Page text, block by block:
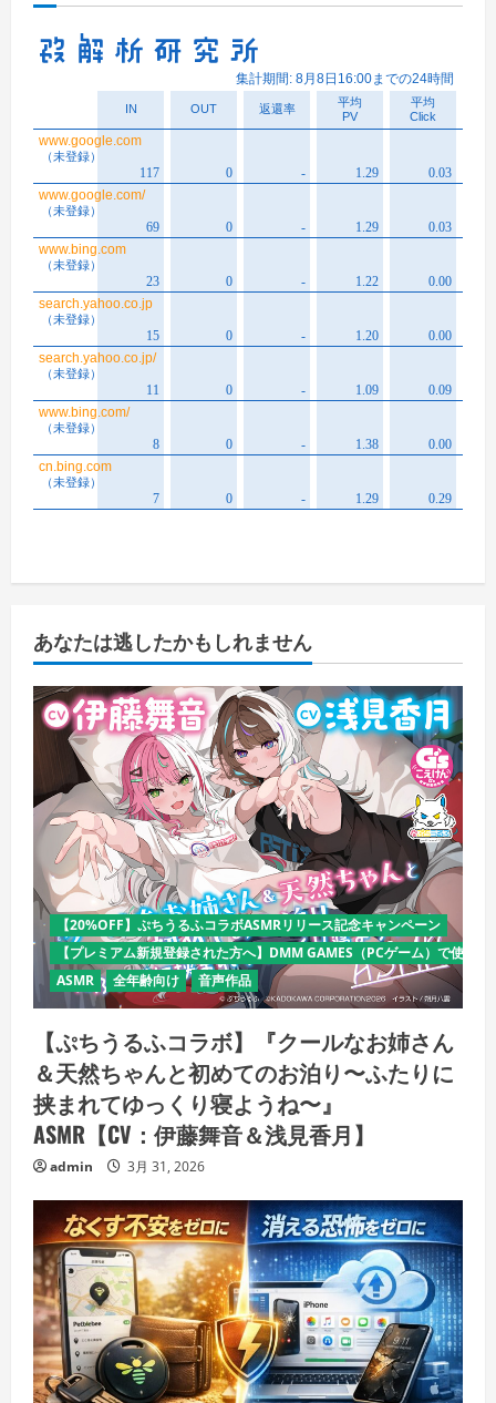
あなたは逃したかもしれません
【20%OFF】ぷちうるふコラボASMRリリース記念キャンペーン
【プレミアム新規登録された方へ】DMM GAMES（PCゲーム）で使え
ASMR
全年齢向け 音声作品
【ぷちうるふコラボ】『クールなお姉さん
＆天然ちゃんと初めてのお泊り〜ふたりに
挟まれてゆっくり寝ようね〜』
ASMR【CV：伊藤舞音＆浅見香月】
admin 3月 31, 2026